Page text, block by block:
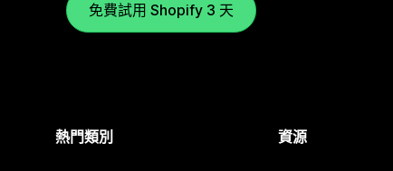
免費試用 Shopify 3 天
熱門類別 資源